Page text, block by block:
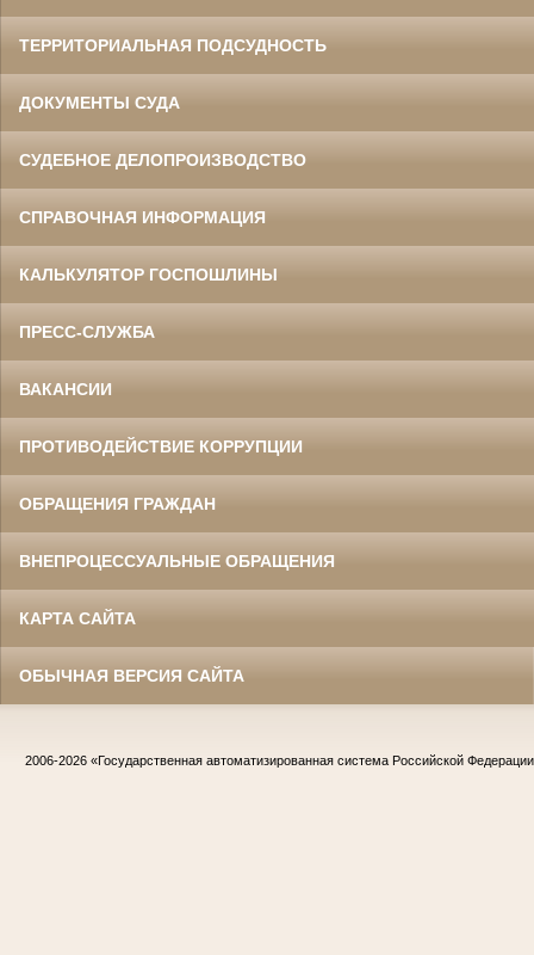
ТЕРРИТОРИАЛЬНАЯ ПОДСУДНОСТЬ
ДОКУМЕНТЫ СУДА
СУДЕБНОЕ ДЕЛОПРОИЗВОДСТВО
СПРАВОЧНАЯ ИНФОРМАЦИЯ
КАЛЬКУЛЯТОР ГОСПОШЛИНЫ
ПРЕСС-СЛУЖБА
ВАКАНСИИ
ПРОТИВОДЕЙСТВИЕ КОРРУПЦИИ
ОБРАЩЕНИЯ ГРАЖДАН
ВНЕПРОЦЕССУАЛЬНЫЕ ОБРАЩЕНИЯ
КАРТА САЙТА
ОБЫЧНАЯ ВЕРСИЯ САЙТА
2006-2026 «Государственная автоматизированная система Российской